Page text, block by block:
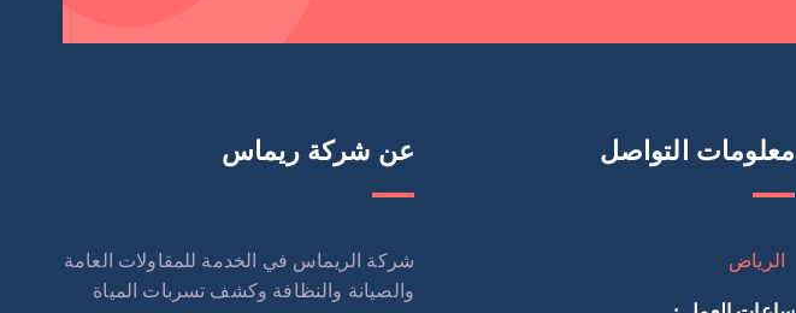
معلومات التواصل
الرياض
عن شركة ريماس
شركة الريماس في الخدمة للمقاولات العامة
والصيانة والنظافة وكشف تسربات المياة